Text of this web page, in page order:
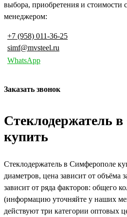
выбора, приобретения и стоимости
менеджером:
+7 (958) 011-36-25
simf@mvsteel.ru
WhatsApp
Заказать звонок
Стеклодержатель
купить
Стеклодержатель в Симферополе
диаметров, цена зависит от объёма
зависит от ряда факторов: общего
(информацию уточняйте у наших
действуют три категории оптовых